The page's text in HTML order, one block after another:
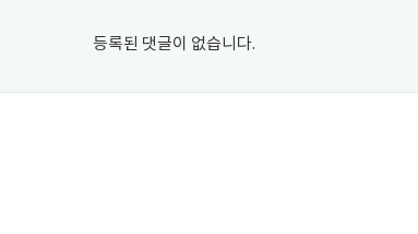
등록된 댓글이 없습니다.